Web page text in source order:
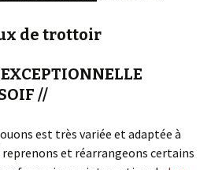
de trottoir
//
est très variée et adaptée à
et réarrangeons certains